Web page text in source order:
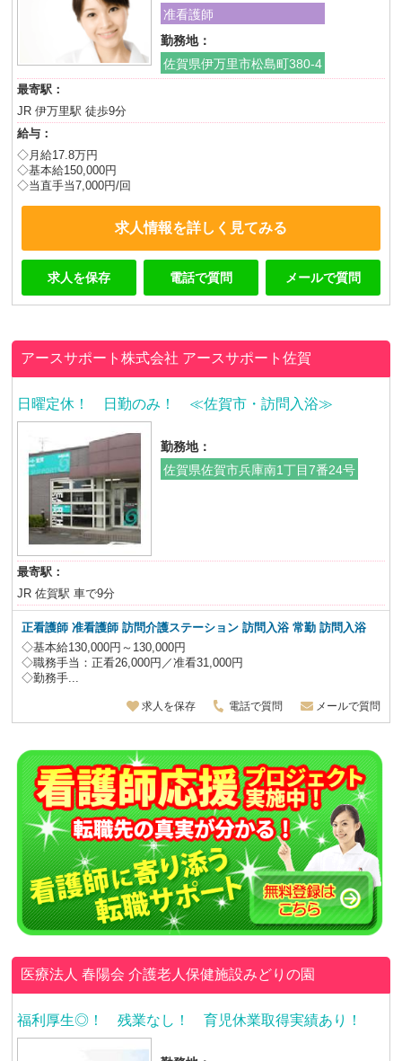
准看護師
勤務地：
佐賀県伊万里市松島町380-4
最寄駅：
JR 伊万里駅 徒歩9分
給与：
◇月給17.8万円
◇基本給150,000円
◇当直手当7,000円/回
求人情報を詳しく見てみる
求人を保存 電話で質問 メールで質問
アースサポート株式会社 アースサポート佐賀
日曜定休！ 日勤のみ！ ≪佐賀市・訪問入浴≫
勤務地：
佐賀県佐賀市兵庫南1丁目7番24号
最寄駅：
JR 佐賀駅 車で9分
正看護師 准看護師 訪問介護ステーション 訪問入浴 常勤 訪問入浴
◇基本給130,000円～130,000円
◇職務手当：正看26,000円／准看31,000円
◇勤務手...
求人を保存 電話で質問 メールで質問
医療法人 春陽会介護老人保健施設みどりの園
福利厚生◎！ 残業なし！ 育児休業取得実績あり！